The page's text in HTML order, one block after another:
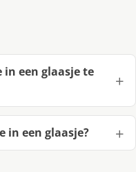
in een glaasje te
in een glaasje?